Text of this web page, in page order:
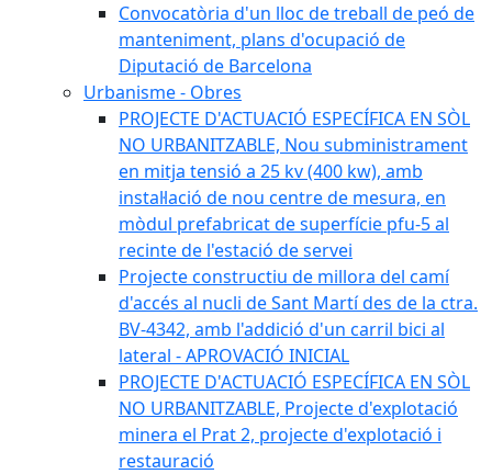
Convocatòria d'un lloc de treball de peó de
manteniment, plans d'ocupació de
Diputació de Barcelona
Urbanisme - Obres
PROJECTE D'ACTUACIÓ ESPECÍFICA EN SÒL
NO URBANITZABLE, Nou subministrament
en mitja tensió a 25 kv (400 kw), amb
instal·lació de nou centre de mesura, en
mòdul prefabricat de superfície pfu-5 al
recinte de l'estació de servei
Projecte constructiu de millora del camí
d'accés al nucli de Sant Martí des de la ctra.
BV-4342, amb l'addició d'un carril bici al
lateral - APROVACIÓ INICIAL
PROJECTE D'ACTUACIÓ ESPECÍFICA EN SÒL
NO URBANITZABLE, Projecte d'explotació
minera el Prat 2, projecte d'explotació i
restauració